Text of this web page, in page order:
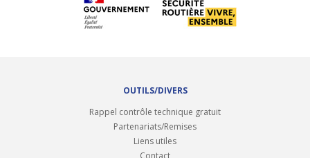
OUTILS/DIVERS
Rappel contrôle technique gratuit
Partenariats/Remises
Liens utiles
Contact